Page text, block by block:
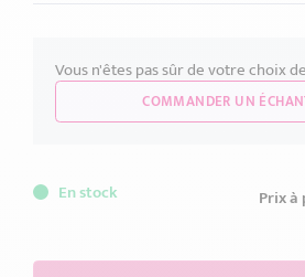
Comment choisir la bonne
Vous n'êtes pas sûr de votre choix
COMMANDER UN
En stock Prix